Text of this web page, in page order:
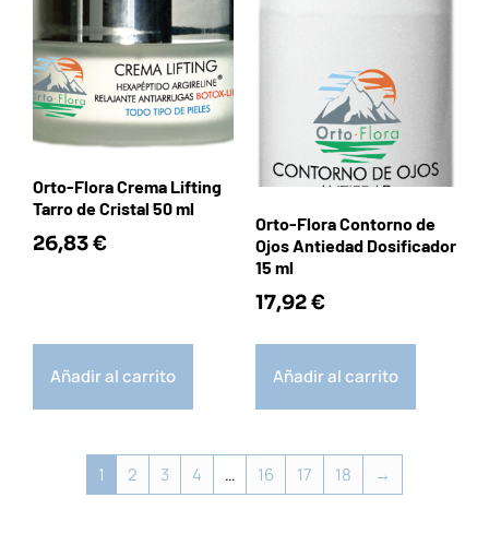
Orto-Flora Crema Lifting
Tarro de Cristal 50 ml
26,83€
Añadir al carrito
Orto-Flora Contorno de
Ojos Antiedad Dosificador
15 ml
17,92€
Añadir al carrito
1 2 3 4 … 16 17 18 →